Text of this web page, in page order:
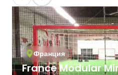
Теннисные Корты
Сквош Корты
Стальные Трибуны
Теннисная Трава
Гольфовая Трава
Гибридная Трава
Модульное Резиновое
Франция
France Modular